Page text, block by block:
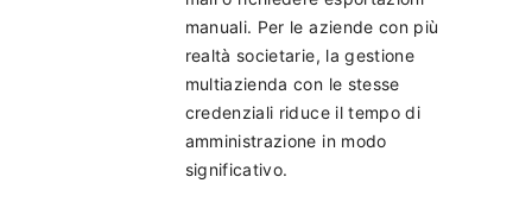
manuali. Per le aziende con più
realtà societarie, la gestione
multiazienda con le stesse
credenziali riduce il tempo di
amministrazione in modo
significativo.